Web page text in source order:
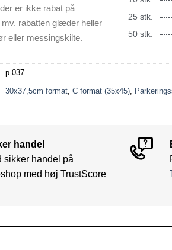
er ikke rabat på
rabatten glæder heller
eller messingskilte.
25 stk.
50 stk.
p-037
30x37,5cm format C format (35x45)
handel
sikker handel på
med høj TrustScore